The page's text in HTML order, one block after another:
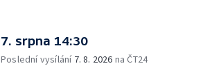
7. srpna 14:30
Poslední vysílání 7. 8. 2026 na ČT24